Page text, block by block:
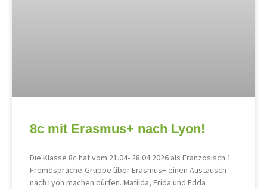
8c mit Erasmus+ nach Lyon!
Die Klasse 8c hat vom 21.04- 28.04.2026 als Französisch 1.
Fremdsprache-Gruppe über Erasmus+ einen Austausch
nach Lyon machen dürfen. Matilda, Frida und Edda